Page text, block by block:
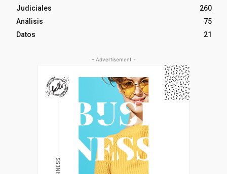
Judiciales
260
Análisis
75
Datos
21
- Advertisement -